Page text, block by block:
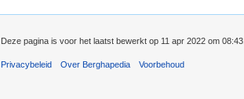
Deze pagina is voor het laatst bewerkt op 11 apr 2022 om 08:43.
Privacybeleid Over Berghapedia Voorbehoud